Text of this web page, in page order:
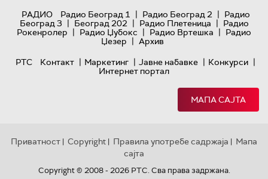
РАДИО
Радио Београд 1 | Радио Београд 2 | Радио
Београд 3 | Београд 202 | Радио Плетеница | Радио
Рокенролер | Радио Џубокс | Радио Вртешка | Радио
Џезер | Архив
РТС
Контакт | Маркетинг | Јавне набавке | Конкурси |
Интернет портал
МАПА САЈТА
Приватност | Copyright | Правила употребе садржаја | Мапа
сајта
Copyright © 2008 - 2026 РТС. Сва права задржана.